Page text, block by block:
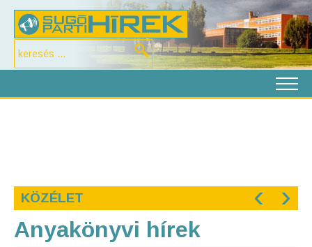
KÖZÉLET ‹ ›
Anyakönyvi hírek